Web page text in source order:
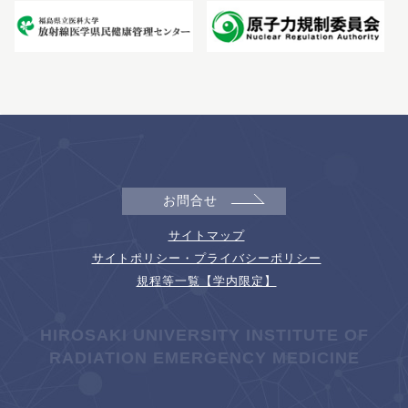
お問合せ
サイトマップ
サイトポリシー・プライバシーポリシー
規程等一覧【学内限定】
HIROSAKI UNIVERSITY INSTITUTE OF
RADIATION EMERGENCY MEDICINE